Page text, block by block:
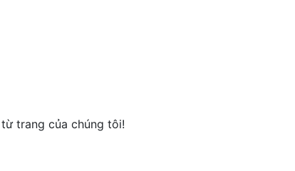
trang của chúng tôi!